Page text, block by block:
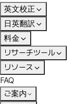
英文校正
日英翻訳
料金
リサーチツール
リソース
FAQ
ご案内